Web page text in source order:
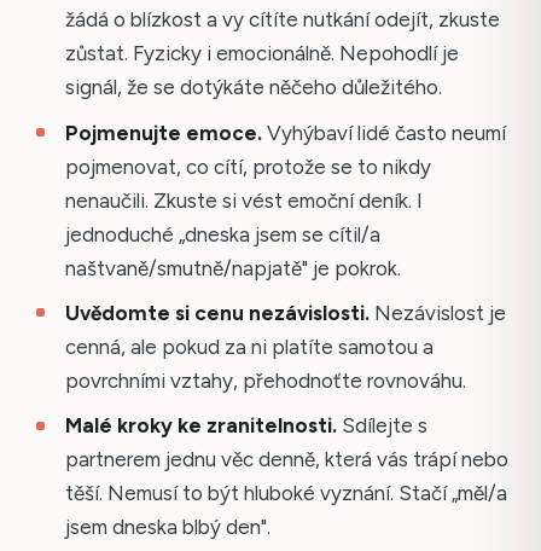
žádá o blízkost a vy cítíte nutkání odejít, zkuste
zůstat. Fyzicky i emocionálně. Nepohodlí je
signál, že se dotýkáte něčeho důležitého.
Pojmenujte emoce.Vyhýbaví lidé často neumí
pojmenovat, co cítí, protože se to nikdy
nenaučili. Zkuste si vést emoční deník. I
jednoduché „dneska jsem se cítil/a
naštvaně/smutně/napjatě" je pokrok.
Uvědomte si cenu nezávislosti.Nezávislost je
cenná, ale pokud za ni platíte samotou a
povrchními vztahy, přehodnoťte rovnováhu.
Malé kroky ke zranitelnosti.Sdílejte s
partnerem jednu věc denně, která vás trápí nebo
těší. Nemusí to být hluboké vyznání. Stačí „měl/a
jsem dneska blbý den".